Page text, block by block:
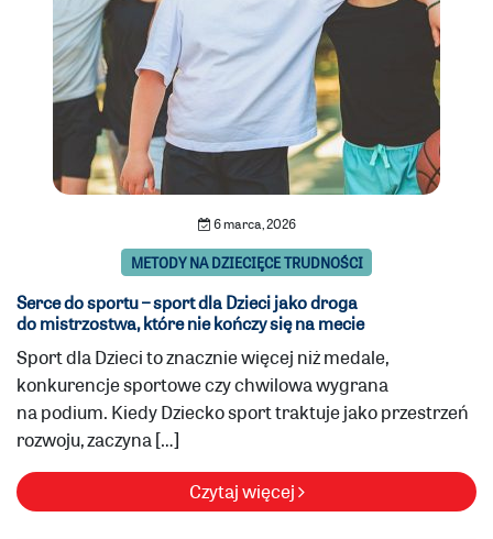
6 marca, 2026
METODY NA DZIECIĘCE TRUDNOŚCI
Serce do sportu – sport dla Dzieci jako droga
do mistrzostwa, które nie kończy się na mecie
Sport dla Dzieci to znacznie więcej niż medale,
konkurencje sportowe czy chwilowa wygrana
na podium. Kiedy Dziecko sport traktuje jako przestrzeń
rozwoju, zaczyna […]
Czytaj więcej